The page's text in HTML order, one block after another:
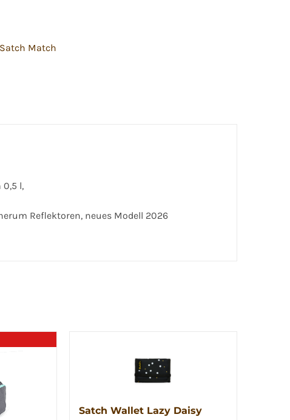
Satch Match
0,5 l,
Reflektoren, neues Modell 2026
Satch Wallet Lazy Daisy